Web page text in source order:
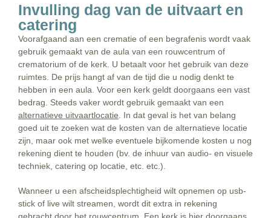
Invulling dag van de uitvaart en
catering
Voorafgaand aan een crematie of een begrafenis wordt vaak
gebruik gemaakt van de aula van een rouwcentrum of
crematorium of de kerk. U betaalt voor het gebruik van deze
ruimtes. De prijs hangt af van de tijd die u nodig denkt te
hebben in een aula. Voor een kerk geldt doorgaans een vast
bedrag. Steeds vaker wordt gebruik gemaakt van een
alternatieve uitvaartlocatie . In dat geval is het van belang
goed uit te zoeken wat de kosten van de alternatieve locatie
zijn, maar ook met welke eventuele bijkomende kosten u nog
rekening dient te houden (bv. de inhuur van audio- en visuele
techniek, catering op locatie, etc. etc.).
Wanneer u een afscheidsplechtigheid wilt opnemen op usb-
stick of live wilt streamen, wordt dit extra in rekening
gebracht door het rouwcentrum. Een kerk is hier doorgaans